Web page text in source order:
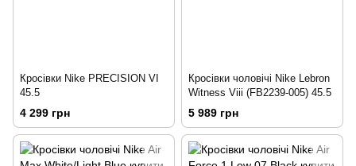
Кросівки Nike PRECISION VI
45.5
4 299 грн
Кросівки чоловічі Nike Lebron
Witness Viii (FB2239-005) 45.5
5 989 грн